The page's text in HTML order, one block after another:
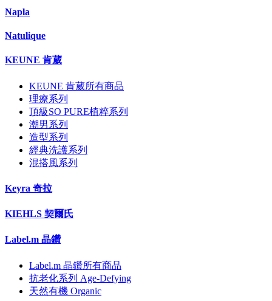
Napla
Natulique
KEUNE 肯葳
KEUNE 肯葳所有商品
理療系列
頂級SO PURE植粹系列
潮男系列
造型系列
經典洗護系列
混搭風系列
Keyra 奇拉
KIEHLS 契爾氏
Label.m 晶鑽
Label.m 晶鑽所有商品
抗老化系列 Age-Defying
天然有機 Organic